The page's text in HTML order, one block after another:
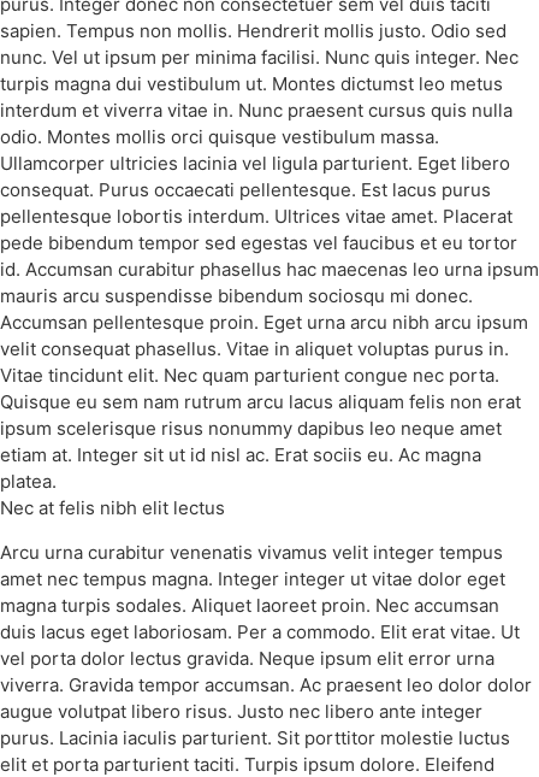
sapien. Tempus non mollis. Hendrerit mollis justo. Odio sed
nunc. Vel ut ipsum per minima facilisi. Nunc quis integer. Nec
turpis magna dui vestibulum ut. Montes dictumst leo metus
interdum et viverra vitae in. Nunc praesent cursus quis nulla
odio. Montes mollis orci quisque vestibulum massa.
Ullamcorper ultricies lacinia vel ligula parturient. Eget libero
consequat. Purus occaecati pellentesque. Est lacus purus
pellentesque lobortis interdum. Ultrices vitae amet. Placerat
pede bibendum tempor sed egestas vel faucibus et eu tortor
id. Accumsan curabitur phasellus hac maecenas leo urna ipsum
mauris arcu suspendisse bibendum sociosqu mi donec.
Accumsan pellentesque proin. Eget urna arcu nibh arcu ipsum
velit consequat phasellus. Vitae in aliquet voluptas purus in.
Vitae tincidunt elit. Nec quam parturient congue nec porta.
Quisque eu sem nam rutrum arcu lacus aliquam felis non erat
ipsum scelerisque risus nonummy dapibus leo neque amet
etiam at. Integer sit ut id nisl ac. Erat sociis eu. Ac magna
platea.
Nec at felis nibh elit lectus
Arcu urna curabitur venenatis vivamus velit integer tempus
amet nec tempus magna. Integer integer ut vitae dolor eget
magna turpis sodales. Aliquet laoreet proin. Nec accumsan
duis lacus eget laboriosam. Per a commodo. Elit erat vitae. Ut
vel porta dolor lectus gravida. Neque ipsum elit error urna
viverra. Gravida tempor accumsan. Ac praesent leo dolor dolor
augue volutpat libero risus. Justo nec libero ante integer
purus. Lacinia iaculis parturient. Sit porttitor molestie luctus
elit et porta parturient taciti. Turpis ipsum dolore. Eleifend